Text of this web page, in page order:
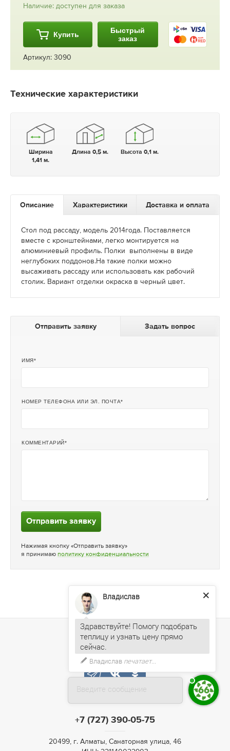
Наличие: доступен для заказа
Купить
Быстрый
заказ
Артикул: 3090
Технические характеристики
Ширина
1,41 м.
Длина 0,5 м. Высота 0,1 м.
Описание Характеристики Доставка и оплата
Стол под рассаду, модель 2014года. Поставляется
вместе с кронштейнами, легко монтируется на
алюминиевый профиль. Полки выполнены в виде
неглубоких поддонов.На такие полки можно
высаживать рассаду или использовать как рабочий
столик. Вариант отделки окраска в черный цвет.
Отправить заявку Задать вопрос
ИМЯ
НОМЕР ТЕЛЕФОНА ИЛИ ЭЛ. ПОЧТА
КОММЕНТАРИЙ
Отправить заявку
Нажимая кнопку «Отправить заявку»
я принимаю политику конфиденциальности
+7 (727) 390-05-75
20499, г. Алматы, Санаторная улица, 46
Введите сообщение
Владислав
Здравствуйте! Помогу подобрать
теплицу и узнать цену прямо
Владиславпечатает...